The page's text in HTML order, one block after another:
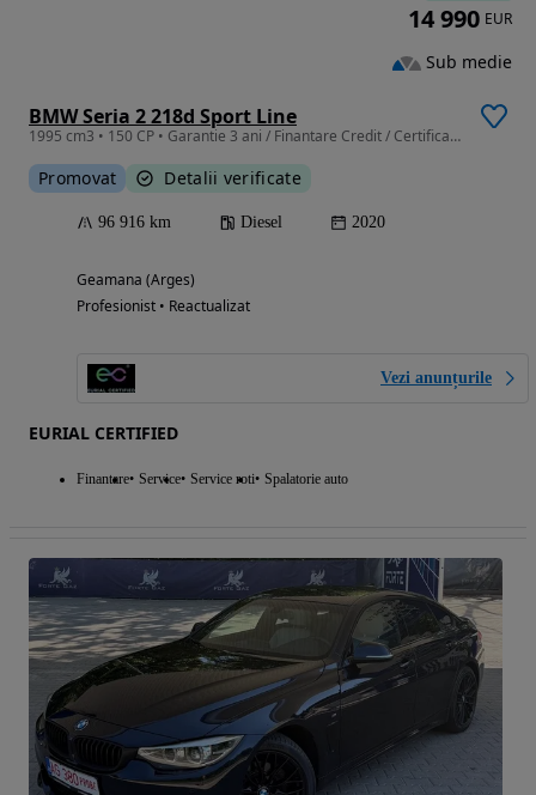
BMW Seria 2 218d Sport Line
1995 cm3 • 150 CP • Garantie 3 ani / Finantare Credit / Certificare TUV
Promovat Detalii verificate
96 916 km Diesel 2020
Geamana (Arges)
Profesionist • Reactualizat
Vezi anunțurile
EURIAL CERTIFIED
Finantare Service Service roti Spalatorie auto
14 990 EUR
Sub medie